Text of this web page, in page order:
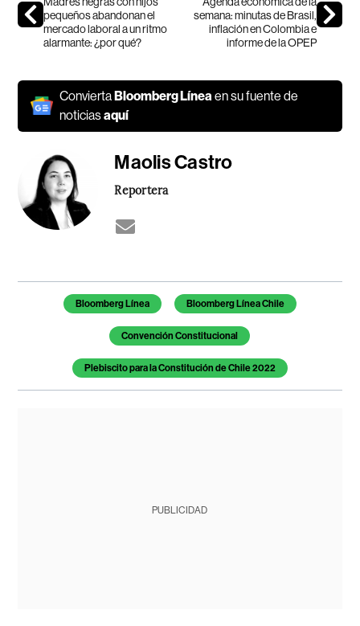
pequeños abandonan el
mercado laboral a un ritmo
alarmante: ¿por qué?
semana: minutas de Brasil,
inflación en Colombia e
informe de la OPEP
ConviertaBloomberg Línea en su fuente de
noticiasaquí
Maolis Castro
Reportera
Temas de este artículo
Bloomberg Línea Bloomberg Línea Chile
Convención Constitucional
Plebiscito para la Constitución de Chile 2022
PUBLICIDAD